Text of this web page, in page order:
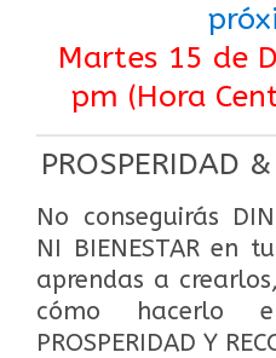
Martes 15 de
pm (Hora
PROSPERIDAD
No conseguirás
NI BIENESTAR en
aprendas a
cómo hacerlo
PROSPERIDAD Y